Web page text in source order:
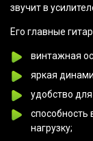
звучит в
Его главные
винтажная
яркая
удобство
нагрузку;